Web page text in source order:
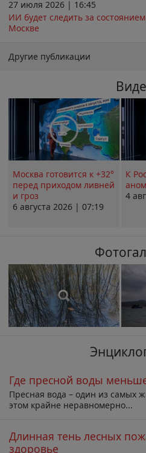
27 июля 2026 | 16:45
ИИ будет следить за
Москве
Другие публикации
Москва готовится к +32°
перед приходом ливней
и гроз
6 августа 2026 | 07:19
К
4
Где пресной воды
Пресная вода – один из самых
этом крайне неравномерно...
Длинная тень лесных
здоровье